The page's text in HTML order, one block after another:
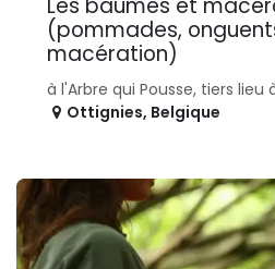
Les baumes et
(pommades,
macération)
à l'Arbre qui Pousse, tiers lieu
Ottignies, Belgique